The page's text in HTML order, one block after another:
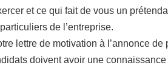
et ce qui fait de vous un
de l’entreprise.
lettre de motivation à l’annonce
doivent avoir une